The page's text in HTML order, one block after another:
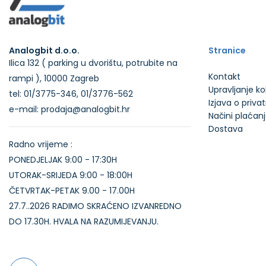
Analogbit d.o.o.
Ilica 132 ( parking u dvorištu, potrubite na
rampi ), 10000 Zagreb
tel: 01/3775-346, 01/3776-562
e-mail: prodaja@analogbit.hr
Radno vrijeme :
PONEDJELJAK 9:00 - 17:30H
UTORAK-SRIJEDA 9:00 - 18:00H
ČETVRTAK-PETAK 9.00 - 17.00H
27.7..2026 RADIMO SKRAĆENO IZVANREDNO
DO 17.30H. HVALA NA RAZUMIJEVANJU.
Stranice
Kontakt
Upravljanje
Izjava o
Načini
Dostava